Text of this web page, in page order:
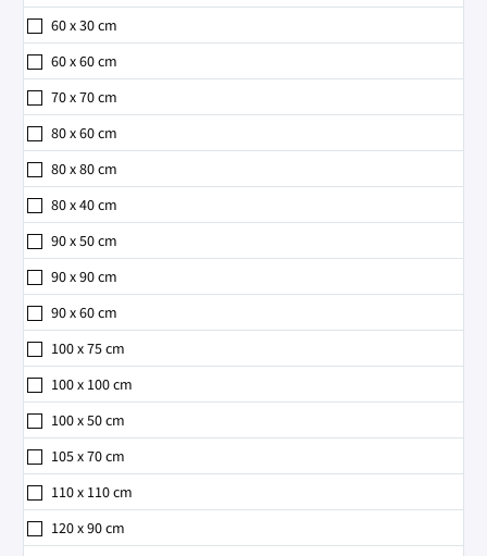
60 x 30 cm
60 x 60 cm
70 x 70 cm
80 x 60 cm
80 x 80 cm
80 x 40 cm
90 x 50 cm
90 x 90 cm
90 x 60 cm
100 x 75 cm
100 x 100 cm
100 x 50 cm
105 x 70 cm
110 x 110 cm
120 x 90 cm